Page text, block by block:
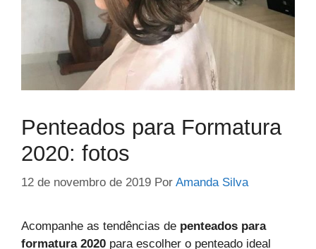
Penteados para Formatura
2020: fotos
12 de novembro de 2019 Por Amanda Silva
Acompanhe as tendências de penteados para
formatura 2020 para escolher o penteado ideal